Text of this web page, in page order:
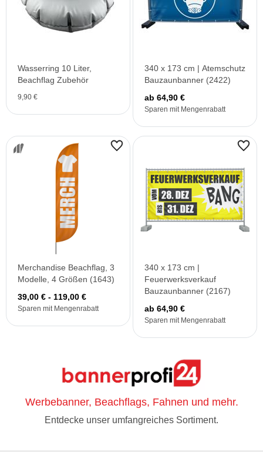
Wasserring 10 Liter,
Beachflag Zubehör
9,90 €
340 x 173 cm | Atemschutz
Bauzaunbanner (2422)
ab 64,90 €
Sparen mit Mengenrabatt
Merchandise Beachflag, 3
Modelle, 4 Größen (1643)
39,00 € - 119,00 €
Sparen mit Mengenrabatt
340 x 173 cm |
Feuerwerksverkauf
Bauzaunbanner (2167)
ab 64,90 €
Sparen mit Mengenrabatt
Werbebanner, Beachflags, Fahnen und mehr.
Entdecke unser umfangreiches Sortiment.